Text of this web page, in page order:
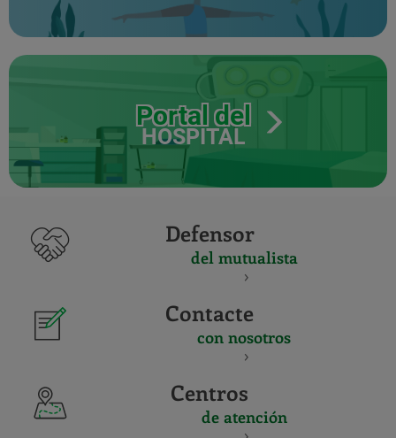
Portal del
HOSPITAL
Defensor
del mutualista
Contacte
con nosotros
Centros
de atención